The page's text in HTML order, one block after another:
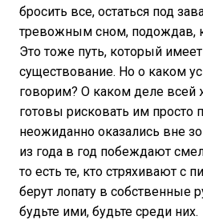
бросить все, остаться под
тревожным сном, подождав,
Это тоже путь, который
существование. Но о каком
говорим? О каком деле всей
готовы рисковать им просто
неожиданно оказались вне
из года в год побеждают
то есть те, кто стряхивают с
берут лопату в собственные
будьте ими, будьте среди них.